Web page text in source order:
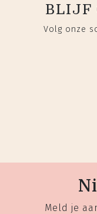
BLIJF
Volg onze
Meld je